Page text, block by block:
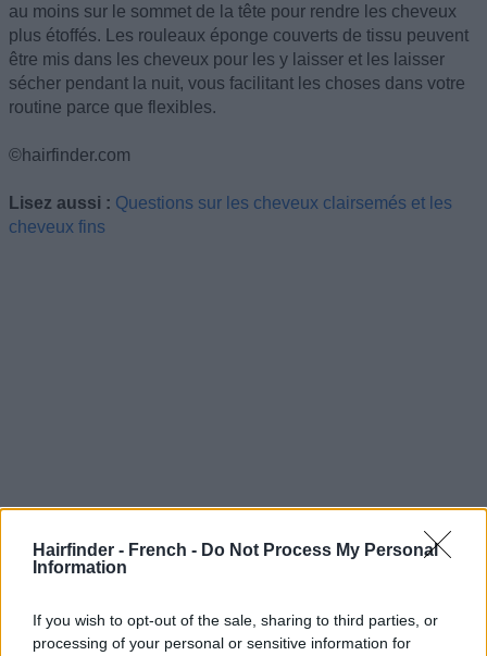
Hairfinder - French - Do Not Process My Personal
Information
If you wish to opt-out of the sale, sharing to third parties, or
processing of your personal or sensitive information for
au moins sur le sommet de la tête pour rendre les cheveux
plus étoffés. Les rouleaux éponge couverts de tissu peuvent
être mis dans les cheveux pour les y laisser et les laisser
sécher pendant la nuit, vous facilitant les choses dans votre
routine parce que flexibles.
©hairfinder.com
Lisez aussi : Questions sur les cheveux clairsemés et les
cheveux fins